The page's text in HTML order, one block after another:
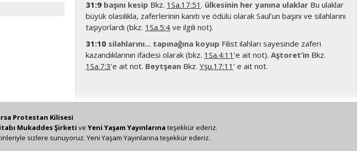
31:9 başını kesip Bkz. 1Sa.17:51 . ülkesinin her yanına ulaklar Bu ulaklar
büyük olasılıkla, zaferlerinin kanıtı ve ödülü olarak Saul’un başını ve silahlarını
taşıyorlardı (bkz. 1Sa.5:4 ve ilgili not).
31:10 silahlarını... tapınağına koyup Filist ilahları sayesinde zaferi
kazandıklarının ifadesi olarak (bkz. 1Sa.4:11 ’e ait not). Aştoret’in Bkz.
1Sa.7:3’e ait not. Beytşean Bkz. Yşu.17:11 ’ e ait not.
Protestan Kilisesi
Mukaddes Şirketi ve Yeni Yaşam Yayınlarına teşekkür ederiz.
sizlere sunuyoruz. Yeni Yaşam Yayınlarına teşekkür ederiz.